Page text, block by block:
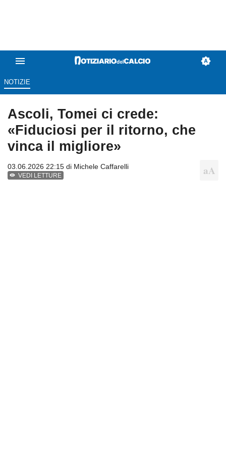
NOTIZIE
Ascoli, Tomei ci crede:
«Fiduciosi per il ritorno, che
vinca il migliore»
03.06.2026 22:15 di Michele Caffarelli
VEDI LETTURE